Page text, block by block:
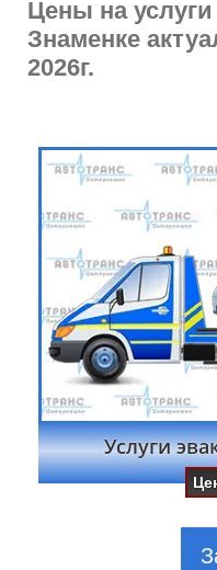
Цены на услуги
Знаменке
2026г.
Услуги